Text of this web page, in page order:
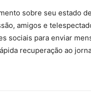
sobre seu estado
amigos e
sociais para enviar
recuperação ao